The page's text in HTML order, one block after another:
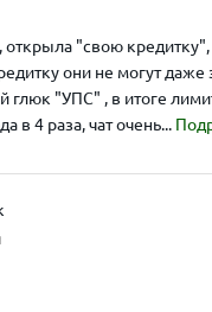
открыла "свою
они не могут
"УПС" , в итоге
в 4 раза, чат очень...